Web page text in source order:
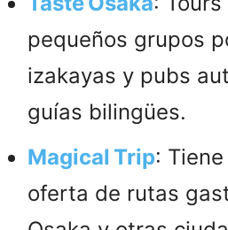
pequeños grupos
izakayas y pubs
guías bilingües.
Magical Trip:
oferta de rutas